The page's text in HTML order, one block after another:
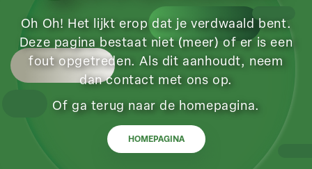
Oh Oh! Het lijkt erop dat je verdwaald bent.
Deze pagina bestaat niet (meer) of er is een
fout opgetreden. Als dit aanhoudt, neem
dan contact met ons op.
Of ga terug naar de homepagina.
HOMEPAGINA